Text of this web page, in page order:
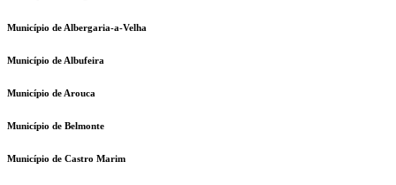
Município de Albergaria-a-Velha
Município de Albufeira
Município de Arouca
Município de Belmonte
Município de Castro Marim